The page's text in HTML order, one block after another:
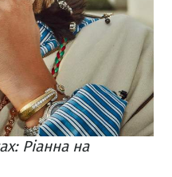
Ріанна на